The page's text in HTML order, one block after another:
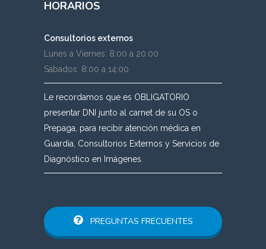
HORARIOS
Consultorios externos
Lunes a Viernes: 8:00 a 20:00
Sábados: 8:00 a 14:00
Le recordamos que es OBLIGATORIO
presentar DNI junto al carnet de su OS o
Prepaga, para recibir atención médica en
Guardia, Consultorios Externos y Servicios de
Diagnóstico en Imágenes.
PREGUNTAS FRECUENTES